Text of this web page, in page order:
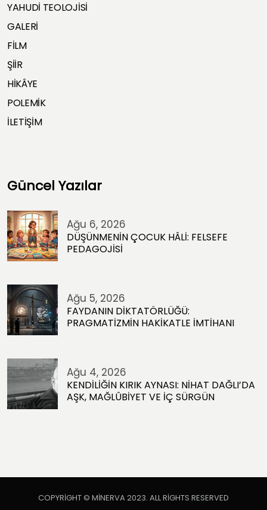
YAHUDİ TEOLOJİSİ
GALERİ
FİLM
ŞİİR
HİKÂYE
POLEMİK
İLETİŞİM
Güncel Yazılar
Ağu 6, 2026
DÜŞÜNMENİN ÇOCUK HÂLİ: FELSEFE
PEDAGOJİSİ
Ağu 5, 2026
FAYDANIN DİKTATÖRLÜĞÜ:
PRAGMATİZMİN HAKİKATLE İMTİHANI
Ağu 4, 2026
KENDİLİĞİN KIRIK AYNASI: NİHAT DAĞLI’DA
AŞK, MAĞLÛBİYET VE İÇ SÜRGÜN
COPYRIGHT © MINERVA 2023. ALL RIGHTS RESERVED